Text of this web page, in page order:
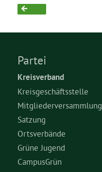
Kontakt
Partei
Kreisverband
Kreisgeschäftsstelle
Mitgliederversammlung
Satzung
Ortsverbände
Grüne Jugend
CampusGrün